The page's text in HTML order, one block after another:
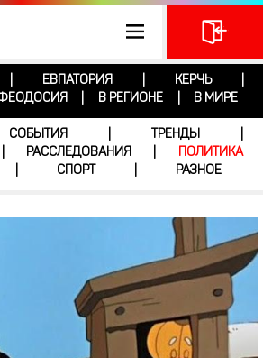
ЕВПАТОРИЯ КЕРЧЬ
В РЕГИОНЕ В МИРЕ
СОБЫТИЯ ТРЕНДЫ
РАССЛЕДОВАНИЯ
ПОЛИТИКА
СПОРТ РАЗНОЕ